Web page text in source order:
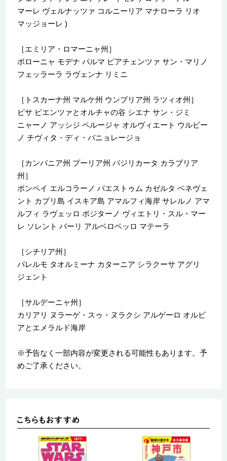
マーレ ヴェルナッツァ コルニーリア マナローラ リオ
マッジョーレ )
［エミリア・ロマーニャ州］
ボローニャ モデナ パルマ ピアチェンツァ サン・マリノ
フェッラーラ ラヴェンナ リミニ
［トスカーナ州 マルケ州 ウンブリア州 ラツィオ州］
ピサ ピエンツァとオルチャの谷 シエナ サン・ジミ
ニャーノ アッシジ ペルージャ オルヴィエート ウルビー
ノ チヴィタ・ディ・バニョレージョ
［カンパニア州 プーリア州 バジリカータ カラブリア
州］
ポンペイ エルコラーノ パエストゥム カゼルタ ベネヴェ
ント カプリ島 イスキア島 アマルフィ海岸 サレルノ アマ
ルフィ ラヴェッロ ポジターノ ヴィエトリ・スル・マー
レ ソレント バーリ アルベロベッロ マテーラ
［シチリア州］
パレルモ タオルミーナ カターニア シラクーサ アグリ
ジェント
［サルデーニャ州］
カリアリ ヌラーゲ・スゥ・ヌラクシ アルゲーロ オルビ
アとエメラルド海岸
※予告なく一部内容が変更される可能性もあります。予
めご了承ください。